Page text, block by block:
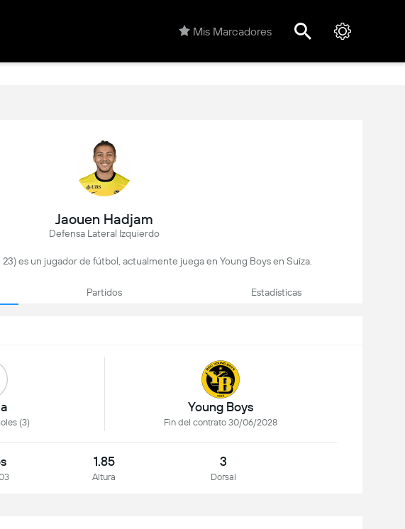
Mis Marcadores
Jaouen Hadjam
Defensa Lateral Izquierdo
23) es un jugador de fútbol, actualmente juega en Young Boys en Suiza.
Partidos Estadísticas
(3)
Young Boys
Fin del contrato 30/06/2028
1.85
Altura
3
Dorsal